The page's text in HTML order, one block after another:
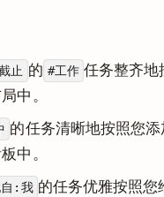
止 的 #工作 任务整齐地
中。
的任务清晰地按照您
中。
自:我 的任务优雅按照您